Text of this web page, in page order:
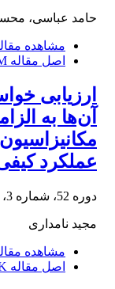
حامد عباسی،
مشاهده
اصل مقاله
ارزیابی
آن‌ها به
عملکرد
دوره 52، شماره 3، پاییز 1400، صفحه
مجید نامداری
مشاهده
اصل مقاله